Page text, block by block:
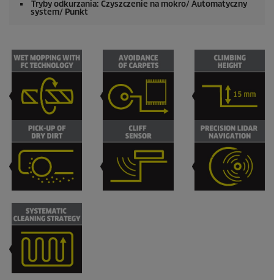
Tryby odkurzania: Czyszczenie na mokro/ Automatyczny
system/ Punkt